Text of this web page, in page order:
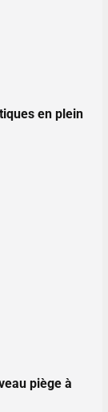
en plein
piège à